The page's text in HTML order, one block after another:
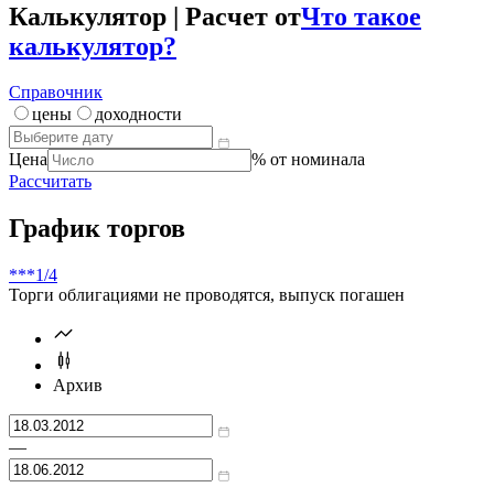
Калькулятор | Расчет отЧто такое
калькулятор?
Справочник
цены
доходности
Цена
% от номинала
Рассчитать
График торгов
***1/4
Торги облигациями не проводятся, выпуск погашен
Архив
—